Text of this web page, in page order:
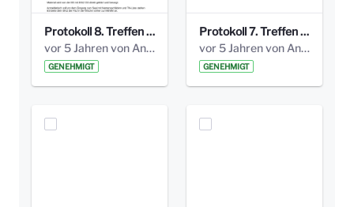
Protokoll 8. Treffen 20150330 AG Bismarckplatz.pdf
vor 5 Jahren von Anni Schlumberger
GENEHMIGT
Protokoll 7. Treffen 20150308 AG Bismarckplatz.pdf
vor 5 Jahren von Anni Schlumberger
GENEHMIGT